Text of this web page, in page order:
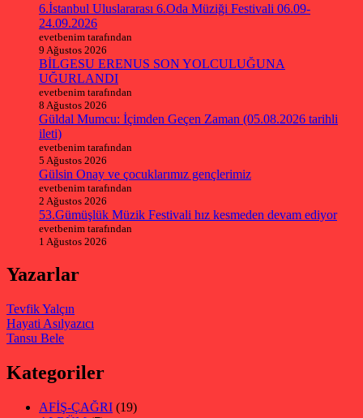
6.İstanbul Uluslararası 6.Oda Müziği Festivali 06.09-
24.09.2026
evetbenim tarafından
9 Ağustos 2026
BİLGESU ERENUS SON YOLCULUĞUNA
UĞURLANDI
evetbenim tarafından
8 Ağustos 2026
Güldal Mumcu: İçimden Geçen Zaman (05.08.2026 tarihli
ileti)
evetbenim tarafından
5 Ağustos 2026
Gülsin Onay ve çocuklarımız gençlerimiz
evetbenim tarafından
2 Ağustos 2026
53.Gümüşlük Müzik Festivali hız kesmeden devam ediyor
evetbenim tarafından
1 Ağustos 2026
Yazarlar
Tevfik Yalçın
Hayati Asılyazıcı
Tansu Bele
Kategoriler
AFİŞ-ÇAĞRI (19)